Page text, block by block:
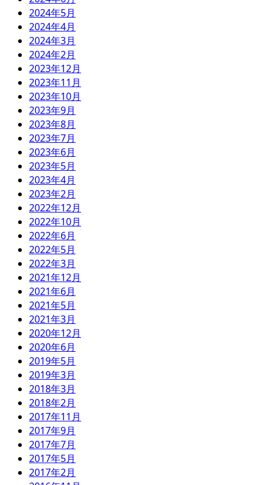
2024年5月
2024年4月
2024年3月
2024年2月
2023年12月
2023年11月
2023年10月
2023年9月
2023年8月
2023年7月
2023年6月
2023年5月
2023年4月
2023年2月
2022年12月
2022年10月
2022年6月
2022年5月
2022年3月
2021年12月
2021年6月
2021年5月
2021年3月
2020年12月
2020年6月
2019年5月
2019年3月
2018年3月
2018年2月
2017年11月
2017年9月
2017年7月
2017年5月
2017年2月